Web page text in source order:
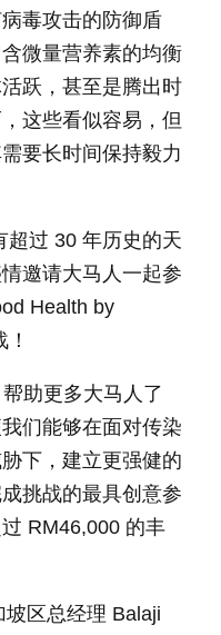
毒攻击的防御盾
微量营养素的均衡
跃，甚至是腾出时
这些看似容易，但
要长时间保持毅力
超过 30 年历史的天
邀请大马人一起参
Health by
助更多大马人了
们能够在面对传染
下，建立更强健的
挑战的最具创意参
RM46,000 的丰
区总经理 Balaji